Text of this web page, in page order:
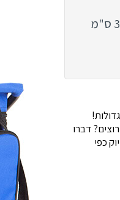
דברו
כפי